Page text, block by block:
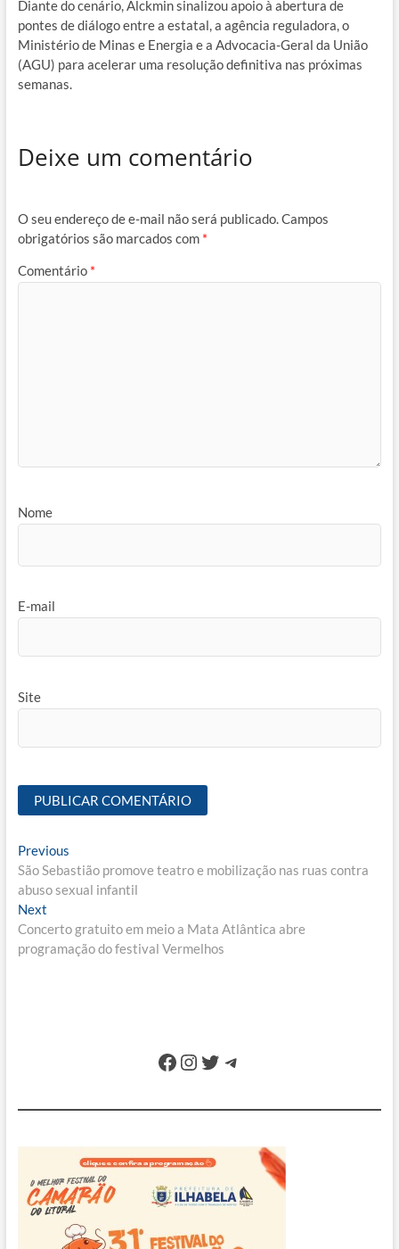
Diante do cenário, Alckmin sinalizou apoio à abertura de
pontes de diálogo entre a estatal, a agência reguladora, o
Ministério de Minas e Energia e a Advocacia-Geral da União
(AGU) para acelerar uma resolução definitiva nas próximas
semanas.
Deixe um comentário
O seu endereço de e-mail não será publicado.Campos
obrigatórios são marcados com *
Comentário *
Nome
E-mail
Site
Navegação
de
Post
PreviousPrevious
post:
São Sebastião promove teatro e mobilização nas ruas contra
abuso sexual infantil
NextNext
post:
Concerto gratuito em meio a Mata Atlântica abre
programação do festival Vermelhos
Facebook
Instagram
Twitter
Telegram